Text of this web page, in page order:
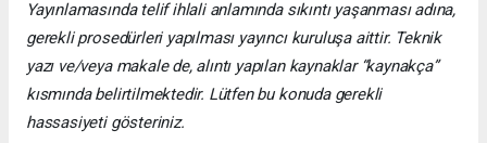
Yayınlamasında telif ihlali anlamında sıkıntı yaşanması adına,
gerekli prosedürleri yapılması yayıncı kuruluşa aittir. Teknik
yazı ve/veya makale de, alıntı yapılan kaynaklar “kaynakça”
kısmında belirtilmektedir. Lütfen bu konuda gerekli
hassasiyeti gösteriniz.